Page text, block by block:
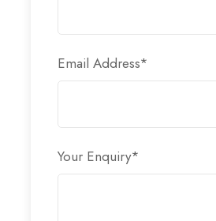
Email Address*
Your Enquiry*
Un dépaysement total a quelques
de la bouillonnante cité ocre
Map